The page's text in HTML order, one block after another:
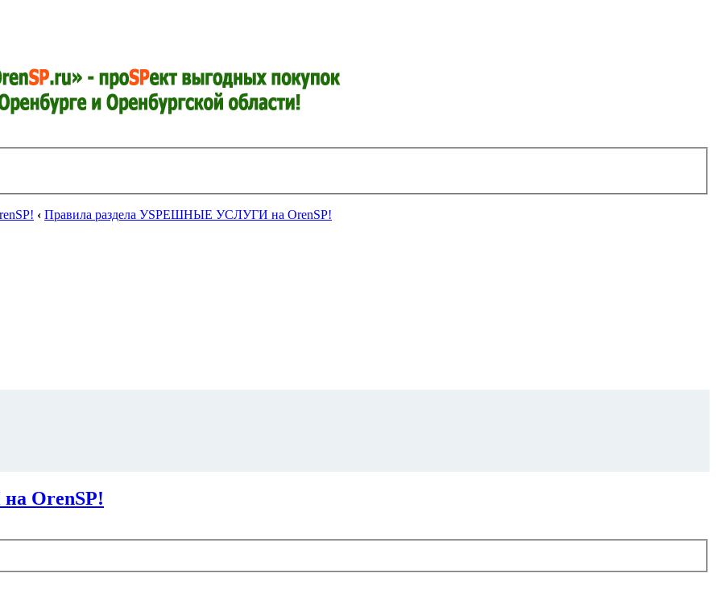
‹ Правила раздела УSPЕШНЫЕ УСЛУГИ на OrenSP!
OrenSP!